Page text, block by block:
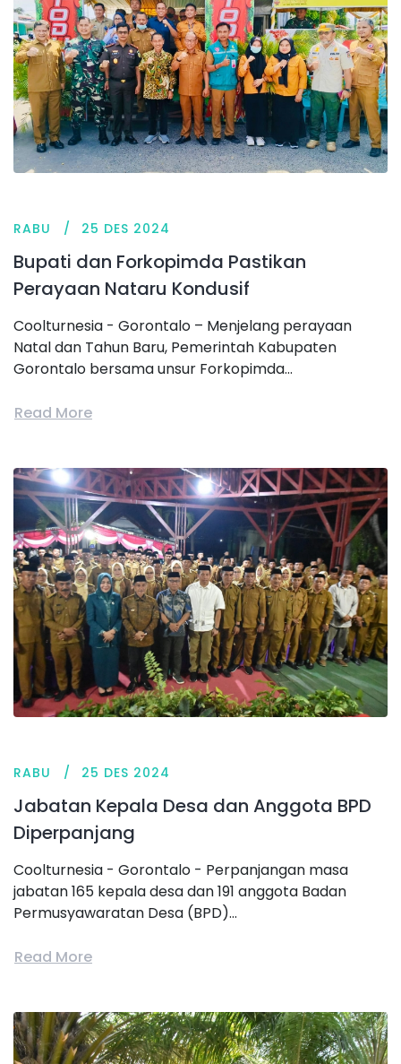
RABU 25 DES 2024
Bupati dan Forkopimda Pastikan
Perayaan Nataru Kondusif
Coolturnesia - Gorontalo – Menjelang perayaan
Natal dan Tahun Baru, Pemerintah Kabupaten
Gorontalo bersama unsur Forkopimda...
Read More
RABU 25 DES 2024
Jabatan Kepala Desa dan Anggota BPD
Diperpanjang
Coolturnesia - Gorontalo - Perpanjangan masa
jabatan 165 kepala desa dan 191 anggota Badan
Permusyawaratan Desa (BPD)...
Read More